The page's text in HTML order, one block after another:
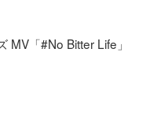
MV「#No Bitter Life」